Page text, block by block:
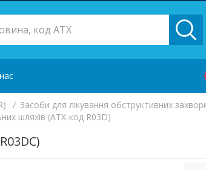
Засоби для лікування обструктивних
шляхів (ATX-код R03D)